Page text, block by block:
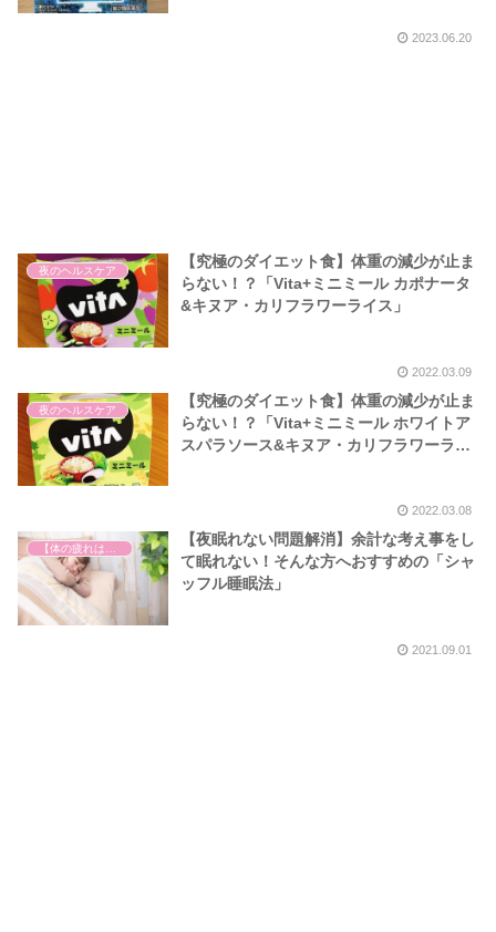
2023.06.20
夜のヘルスケア
【究極のダイエット食】体重の減少が止ま
らない！？「Vita+ミニミール カポナータ
&キヌア・カリフラワーライス」
2022.03.09
夜のヘルスケア
【究極のダイエット食】体重の減少が止ま
らない！？「Vita+ミニミール ホワイトア
スパラソース&キヌア・カリフラワーライ
2022.03.08
【夜眠れない問題解消】余計な考え事をし
て眠れない！そんな方へおすすめの「シャ
ッフル睡眠法」
2021.09.01